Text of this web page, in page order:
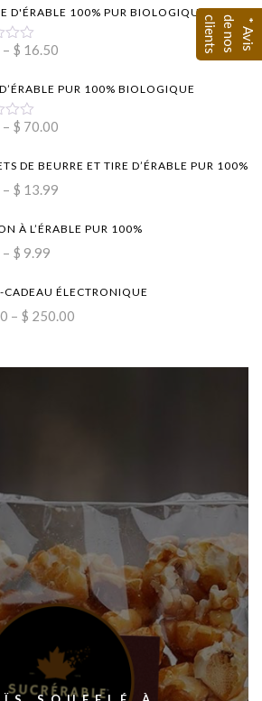
*
A
v
i
s
d e
n
o
s
c l
i
e
n
t
s
D'ÉRABLE 100% PUR BIOLOGIQUE
– $ 16.50Price
$9.50
PUR 100% BIOLOGIQUE
– $ 70.00Price
$9.50
DE BEURRE ET TIRE D’ÉRABLE PUR 100%
– $ 13.99Price
$7.50
$13.99
À L’ÉRABLE PUR 100%
– $ 9.99Price
$5.50
through
CADEAU ÉLECTRONIQUE
– $ 250.00Price